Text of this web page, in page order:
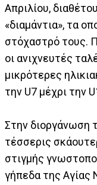
Απριλίου,
«διαμάντια», τα
στόχαστρό τους.
οι ανιχνευτές
μικρότερες
την U7 μέχρι την
Στην διοργάνωση
τέσσερις
στιγμής
γήπεδα της Αγίας